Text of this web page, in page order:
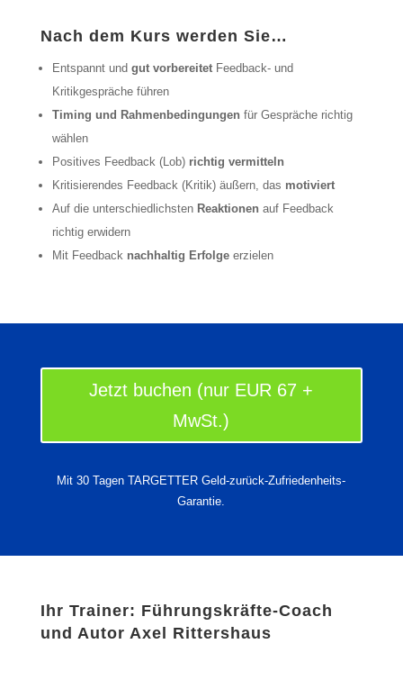
Nach dem Kurs werden Sie…
Entspannt und gut vorbereitetFeedback- und
Kritikgespräche führen
Timing und Rahmenbedingungen für Gespräche richtig
wählen
Positives Feedback (Lob) richtig vermitteln
Kritisierendes Feedback (Kritik) äußern, das motiviert
Auf die unterschiedlichsten Reaktionen auf Feedback
richtig erwidern
Mit Feedback nachhaltig Erfolgeerzielen
Jetzt buchen (nur EUR 67 +
MwSt.)
Mit 30 Tagen TARGETTER Geld-zurück-Zufriedenheits-
Garantie.
Ihr Trainer: Führungskräfte-Coach
und Autor Axel Rittershaus